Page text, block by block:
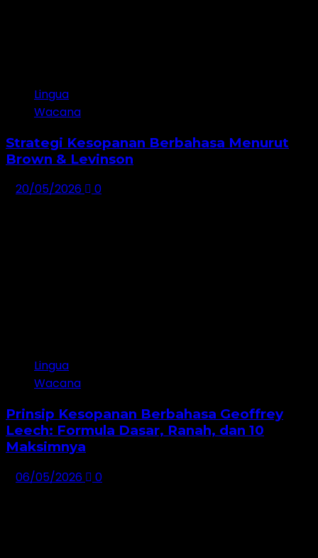
Lingua
Wacana
Strategi Kesopanan Berbahasa Menurut
Brown & Levinson
20/05/2026
0
Lingua
Wacana
Prinsip Kesopanan Berbahasa Geoffrey
Leech: Formula Dasar, Ranah, dan 10
Maksimnya
06/05/2026
0